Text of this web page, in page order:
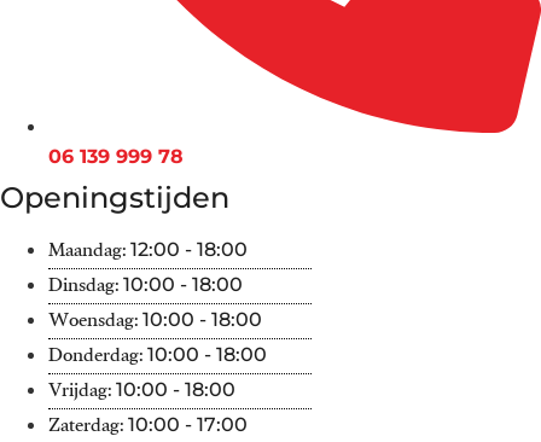
06 139 999 78
Openingstijden
Maandag: 12:00 - 18:00
Dinsdag: 10:00 - 18:00
Woensdag: 10:00 - 18:00
Donderdag: 10:00 - 18:00
Vrijdag: 10:00 - 18:00
Zaterdag: 10:00 - 17:00